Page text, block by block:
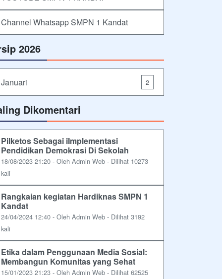
Channel Whatsapp SMPN 1 Kandat
2026
Januari 2
Dikomentari
Pilketos Sebagai iImplementasi
Pendidikan Demokrasi Di Sekolah
18/08/2023 21:20 - Oleh Admin Web - Dilihat 10273
kali
Rangkaian kegiatan Hardiknas SMPN 1
Kandat
24/04/2024 12:40 - Oleh Admin Web - Dilihat 3192
kali
Etika dalam Penggunaan Media Sosial:
Membangun Komunitas yang Sehat
15/01/2023 21:23 - Oleh Admin Web - Dilihat 62525